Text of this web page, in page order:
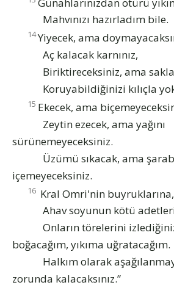
Mahvınızı hazırladım bile.
14Yiyecek, ama
Aç kalacak karnınız,
Biriktireceksiniz, ama
Koruyabildiğinizi kılıçla
15 Ekecek, ama
Zeytin ezecek, ama yağını
sürünemeyeceksiniz.
Üzümü sıkacak, ama
içemeyeceksiniz.
16 Kral Omri'nin buyruklarına,
Ahav soyunun kötü
Onların törelerini
boğacağım, yıkıma uğratacağım.
Halkım olarak
zorunda kalacaksınız.”